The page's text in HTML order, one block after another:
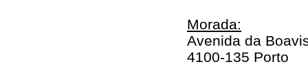
Morada:
Avenida da
4100-135 Porto